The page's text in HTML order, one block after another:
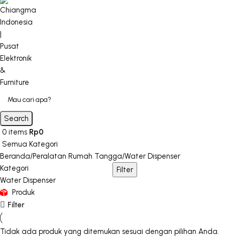
Search
0 items Rp0
Semua Kategori
Beranda Peralatan Rumah Tangga Water Dispenser
Kategori
Water Dispenser
Filter
Produk
Filter
Tidak ada produk yang ditemukan sesuai dengan pilihan Anda.